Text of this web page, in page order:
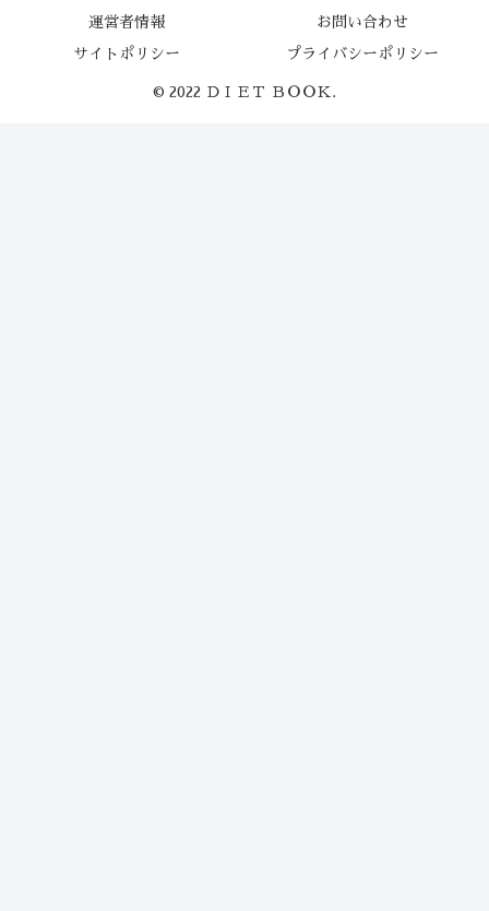
運営者情報 お問い合わせ
サイトポリシー プライバシーポリシー
© 2022 ＤＩＥＴ ＢＯＯＫ.